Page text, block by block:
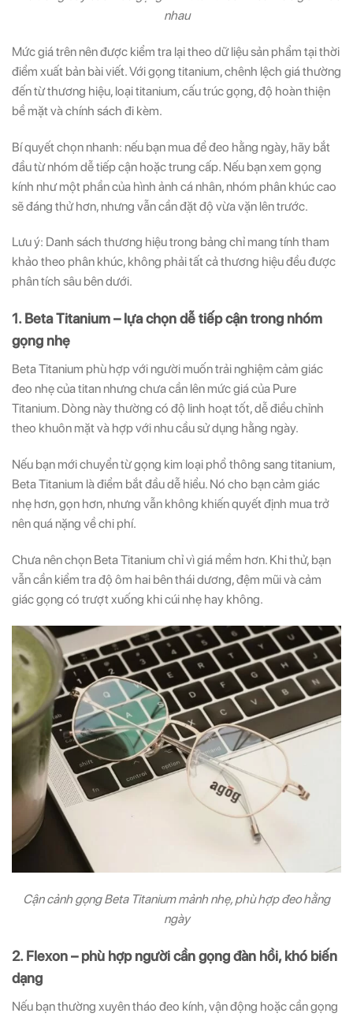
nhau
Mức giá trên nên được kiểm tra lại theo dữ liệu sản phẩm tại thời
điểm xuất bản bài viết. Với gọng titanium, chênh lệch giá thường
đến từ thương hiệu, loại titanium, cấu trúc gọng, độ hoàn thiện
bề mặt và chính sách đi kèm.
Bí quyết chọn nhanh: nếu bạn mua để đeo hằng ngày, hãy bắt
đầu từ nhóm dễ tiếp cận hoặc trung cấp. Nếu bạn xem gọng
kính như một phần của hình ảnh cá nhân, nhóm phân khúc cao
sẽ đáng thử hơn, nhưng vẫn cần đặt độ vừa vặn lên trước.
Lưu ý: Danh sách thương hiệu trong bảng chỉ mang tính tham
khảo theo phân khúc, không phải tất cả thương hiệu đều được
phân tích sâu bên dưới.
1. Beta Titanium – lựa chọn dễ tiếp cận trong nhóm
gọng nhẹ
Beta Titanium phù hợp với người muốn trải nghiệm cảm giác
đeo nhẹ của titan nhưng chưa cần lên mức giá của Pure
Titanium. Dòng này thường có độ linh hoạt tốt, dễ điều chỉnh
theo khuôn mặt và hợp với nhu cầu sử dụng hằng ngày.
Nếu bạn mới chuyển từ gọng kim loại phổ thông sang titanium,
Beta Titanium là điểm bắt đầu dễ hiểu. Nó cho bạn cảm giác
nhẹ hơn, gọn hơn, nhưng vẫn không khiến quyết định mua trở
nên quá nặng về chi phí.
Chưa nên chọn Beta Titanium chỉ vì giá mềm hơn. Khi thử, bạn
vẫn cần kiểm tra độ ôm hai bên thái dương, đệm mũi và cảm
giác gọng có trượt xuống khi cúi nhẹ hay không.
Cận cảnh gọng Beta Titanium mảnh nhẹ, phù hợp đeo hằng
ngày
2. Flexon – phù hợp người cần gọng đàn hồi, khó biến
dạng
Nếu bạn thường xuyên tháo đeo kính, vận động hoặc cần gọng